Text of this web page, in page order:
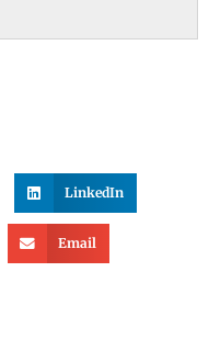
LinkedIn
Email